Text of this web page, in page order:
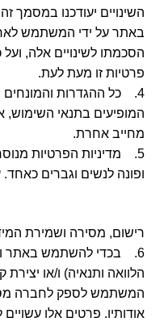
השינויים יעודכנו במסמך
באתר על ידי המשתמש
הסכמתו לשינויים אלה,
פרטיות זו מעת לעת.
4. כל ההגדרות והמונחים
המופיעים בתנאי
מחייב אחרת.
5. מדיניות הפרטיות
ופונה לנשים וגברים
רישום, מסירה ושמירת
6. בכדי להשתמש באתר
הלוואה ותנאיה) ו/או
המשתמש לספק לחברה
אודותיו. פרטים אלו